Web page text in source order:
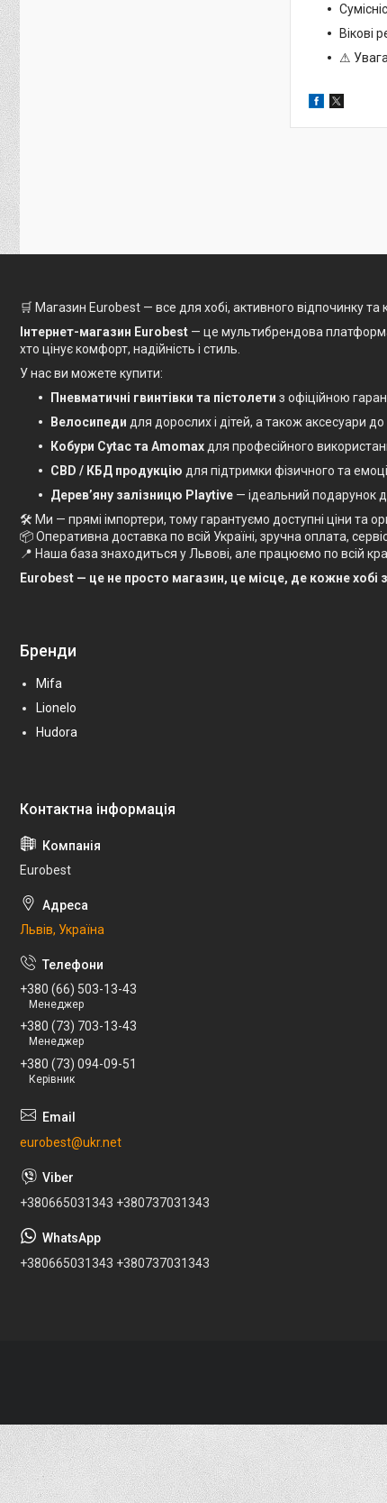
Вікові
⚠
🛒 Магазин Eurobest — все для хобі, активного відпочинку та
Інтернет-магазин Eurobest — це мультибрендова платформа,
хто цінує комфорт, надійність і стиль.
У нас ви можете купити:
Пневматичні гвинтівки та пістолети з офіційною
Велосипеди для дорослих і дітей, а також аксесуари до
Кобури Cytac та Amomax для професійного
CBD / КБД продукцію для підтримки фізичного та
Дерев’яну залізницю Playtive — ідеальний подарунок
🛠 Ми — прямі імпортери, тому гарантуємо доступні ціни та
📦 Оперативна доставка по всій Україні, зручна оплата, сервіс
📍 Наша база знаходиться у Львові, але працюємо по всій
Eurobest — це не просто магазин, це місце, де кожне хобі
Бренди
Mifa
Lionelo
Hudora
Eurobest
Львів, Україна
+380 (66) 503-13-43
Менеджер
+380 (73) 703-13-43
Менеджер
+380 (73) 094-09-51
Керівник
eurobest@ukr.net
+380665031343 +380737031343
+380665031343 +380737031343